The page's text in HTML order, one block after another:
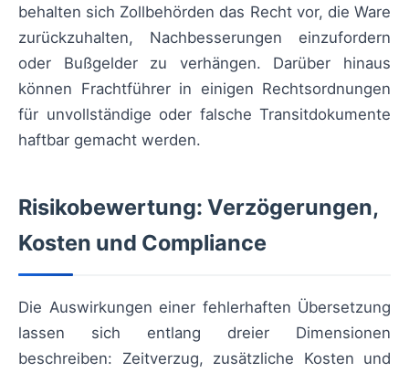
behalten sich Zollbehörden das Recht vor, die Ware
zurückzuhalten, Nachbesserungen einzufordern
oder Bußgelder zu verhängen. Darüber hinaus
können Frachtführer in einigen Rechtsordnungen
für unvollständige oder falsche Transitdokumente
haftbar gemacht werden.
Risikobewertung: Verzögerungen,
Kosten und Compliance
Die Auswirkungen einer fehlerhaften Übersetzung
lassen sich entlang dreier Dimensionen
beschreiben: Zeitverzug, zusätzliche Kosten und